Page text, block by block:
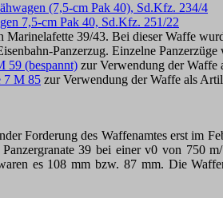
(7,5-cm Pak 40), Sd.Kfz. 234/4
7,5-cm Pak 40, Sd.Kfz. 251/22
Marinelafette 39/43. Bei dieser Waffe
Panzerzug. Einzelne
59 (bespannt) zur Verwendung der Waffe
7 M 85 zur Verwendung der Waffe als
Forderung des Waffenamtes erst im
39 bei einer v0 von 750
es 108 mm bzw. 87 mm. Die